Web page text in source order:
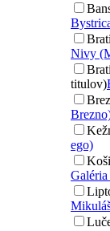
Nivy
titulov)
ego)